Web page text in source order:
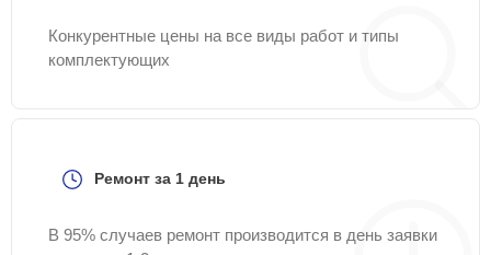
Конкурентные цены на все виды работ и типы
комплектующих
Ремонт за 1 день
В 95% случаев ремонт производится в день заявки